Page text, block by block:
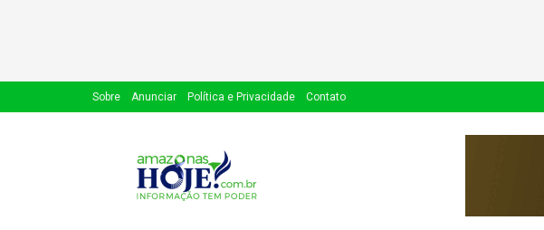
Sobre Anunciar Política e Privacidade Contato